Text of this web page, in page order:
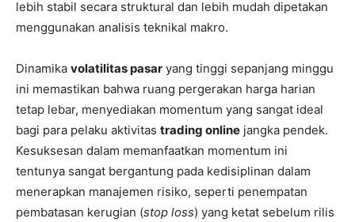
lebih stabil secara struktural dan lebih mudah dipetakan
menggunakan analisis teknikal makro.
Dinamika volatilitas pasar yang tinggi sepanjang minggu
ini memastikan bahwa ruang pergerakan harga harian
tetap lebar, menyediakan momentum yang sangat ideal
bagi para pelaku aktivitas trading online jangka pendek.
Kesuksesan dalam memanfaatkan momentum ini
tentunya sangat bergantung pada kedisiplinan dalam
menerapkan manajemen risiko, seperti penempatan
pembatasan kerugian (stop loss) yang ketat sebelum rilis